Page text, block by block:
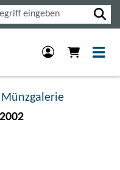
Münzgalerie